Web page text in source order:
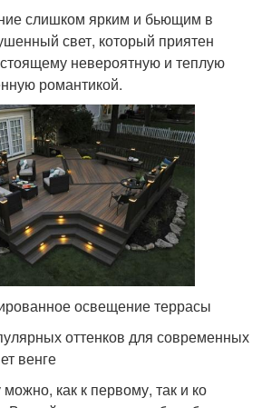
слишком ярким и бьющим в
свет, который приятен
невероятную и теплую
романтикой.
освещение террасы
оттенков для современных
венге
как к первому, так и ко